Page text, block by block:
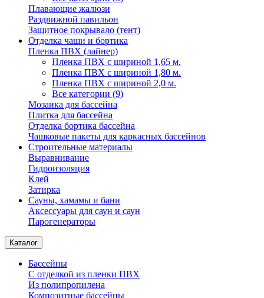
Плавающие жалюзи
Раздвижной павильон
Защитное покрывало (тент)
Отделка чаши и бортика
Пленка ПВХ (лайнер)
Пленка ПВХ с шириной 1,65 м.
Пленка ПВХ с шириной 1,80 м.
Пленка ПВХ с шириной 2,0 м.
Все категории (9)
Мозаика для бассейна
Плитка для бассейна
Отделка бортика бассейна
Чашковые пакеты для каркасных бассейнов
Строительные материалы
Выравнивание
Гидроизоляция
Клей
Затирка
Сауны, хамамы и бани
Аксессуары для саун и саун
Парогенераторы
Каталог
Бассейны
С отделкой из пленки ПВХ
Из полипропилена
Композитные бассейны